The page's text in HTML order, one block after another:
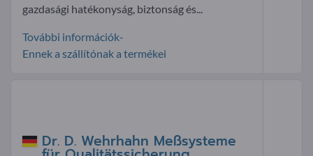
gazdasági hatékonyság, biztonság és...
További információk-
Ennek a szállítónak a termékei
Dr. D. Wehrhahn Meßsysteme